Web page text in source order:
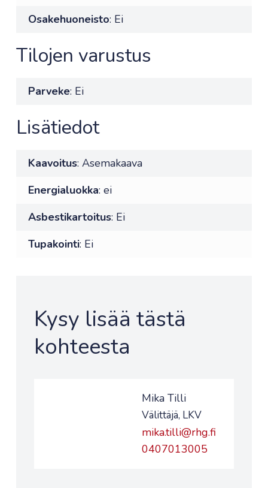
Osakehuoneisto: Ei
Tilojen varustus
Parveke: Ei
Lisätiedot
Kaavoitus: Asemakaava
Energialuokka: ei
Asbestikartoitus: Ei
Tupakointi: Ei
Kysy lisää tästä
kohteesta
Mika Tilli
Välittäjä, LKV
mika.tilli@rhg.fi
0407013005